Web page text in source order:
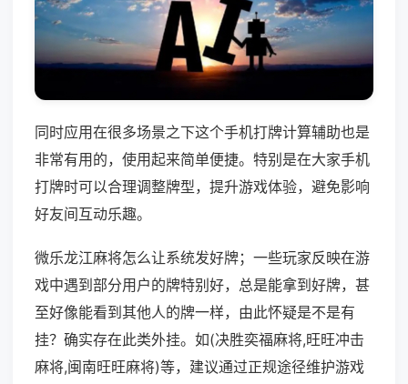
同时应用在很多场景之下这个手机打牌计算辅助也是
非常有用的，使用起来简单便捷。特别是在大家手机
打牌时可以合理调整牌型，提升游戏体验，避免影响
好友间互动乐趣。
微乐龙江麻将怎么让系统发好牌；一些玩家反映在游
戏中遇到部分用户的牌特别好，总是能拿到好牌，甚
至好像能看到其他人的牌一样，由此怀疑是不是有
挂？确实存在此类外挂。如(决胜奕福麻将,旺旺冲击
麻将,闽南旺旺麻将)等，建议通过正规途径维护游戏